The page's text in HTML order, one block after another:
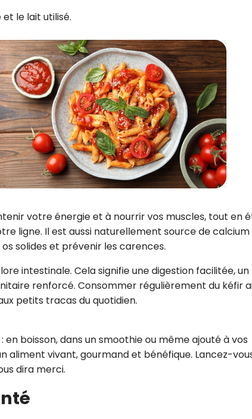
le lait utilisé.
votre énergie et à nourrir vos muscles, tout en
ligne. Il est aussi naturellement source de
solides et prévenir les carences.
intestinale. Cela signifie une digestion facilitée, un
renforcé. Consommer régulièrement du kéfir
petits tracas du quotidien.
boisson, dans un smoothie ou même ajouté à vos
aliment vivant, gourmand et bénéfique. Lancez-
dira merci.